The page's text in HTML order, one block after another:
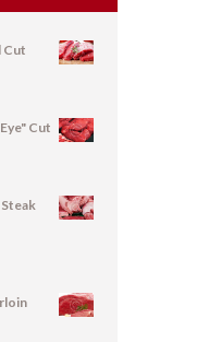
Cut
Cut